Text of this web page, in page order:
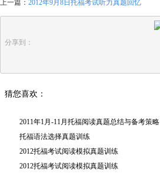
上一篇： 2012年9月8日托福考试听力真题回忆
分享到：
猜您喜欢：
2011年1月-11月托福阅读真题总结与备考策略
托福语法选择真题训练
2012托福考试阅读模拟真题训练
2012托福考试阅读模拟真题训练